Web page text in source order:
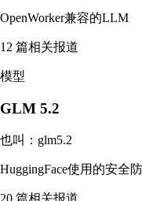
OpenWorker兼容的LLM
12 篇相关报道
模型
GLM 5.2
也叫： glm5.2
HuggingFace使用的安全
20 篇相关报道